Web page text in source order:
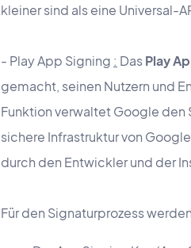
kleiner sind als eine Universal-
- Play App Signing : DasPlay
gemacht, seinen Nutzern und
Funktion verwaltet Google den
sichere Infrastruktur von
durch den Entwickler und der
Für den Signaturprozess